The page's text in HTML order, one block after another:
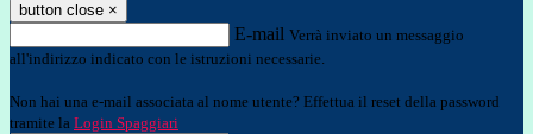
button close ×
E-mail Verrà inviato un messaggio
all'indirizzo indicato con le istruzioni necessarie.
Non hai una e-mail associata al nome utente? Effettua il reset della password
tramite la Login Spaggiari